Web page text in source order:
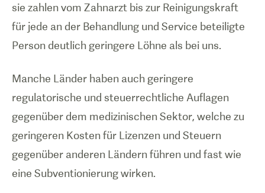
sie zahlen vom Zahnarzt bis zur Reinigungskraft
für jede an der Behandlung und Service beteiligte
Person deutlich geringere Löhne als bei uns.
Manche Länder haben auch geringere
regulatorische und steuerrechtliche Auflagen
gegenüber dem medizinischen Sektor, welche zu
geringeren Kosten für Lizenzen und Steuern
gegenüber anderen Ländern führen und fast wie
eine Subventionierung wirken.